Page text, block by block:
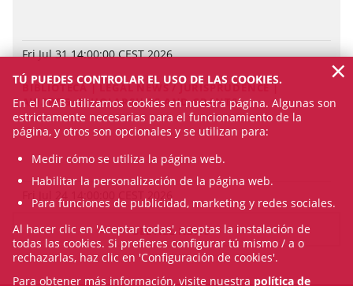
Fri Jul 31 14:00:00 CEST 2026
BIBLIOTECA | LEGAL NEWS / JURISPRUDENCE |
AWARDS, SCHOLARSHIPS AND GRANTS
Fri Jul 24 14:00:00 CEST 2026
SEE ALL NEWS
TÚ PUEDES CONTROLAR EL USO DE LAS COOKIES.
En el ICAB utilizamos cookies en nuestra página. Algunas son
estrictamente necesarias para el funcionamiento de la
página, y otros son opcionales y se utilizan para:
Medir cómo se utiliza la página web.
Habilitar la personalización de la página web.
Para funciones de publicidad, marketing y redes sociales.
Al hacer clic en 'Aceptar todas', aceptas la instalación de
todas las cookies. Si prefieres configurar tú mismo / a o
rechazarlas, haz clic en 'Configuración de cookies'.
Para obtener más información, visite nuestra política de
×